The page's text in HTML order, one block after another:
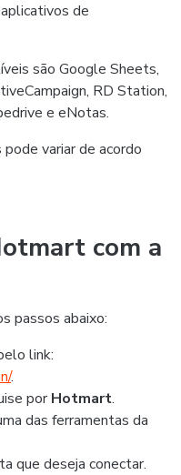
de
são Google Sheets,
RD Station,
e eNotas.
variar de acordo
com a
passos abaixo:
link:
.
porHotmart.
das ferramentas da
que deseja conectar.